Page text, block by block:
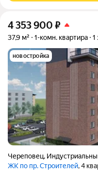
4 353 900 ₽
37,9 м² 1-комн. квартира 1
новостройка
Череповец,
ЖК по пр. Строителей, 4